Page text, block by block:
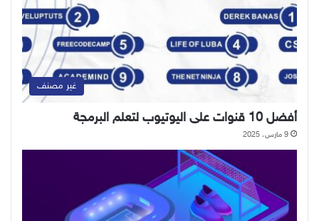
غير مصنف
أفضل 10 قنوات على اليوتيوب لتعلم البرمجة
9 مارس، 2025